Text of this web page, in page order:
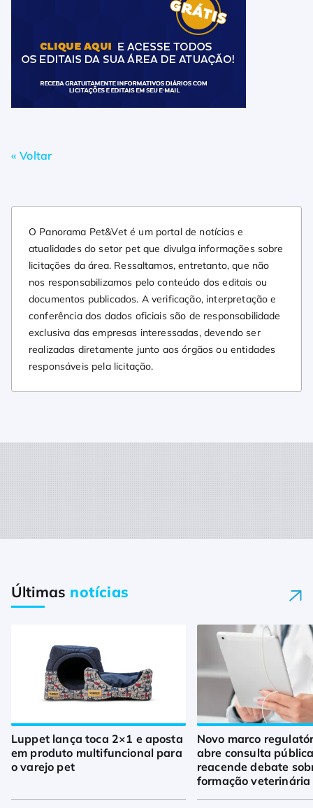
« Voltar
O Panorama Pet&Vet é um portal de notícias e
atualidades do setor pet que divulga informações sobre
licitações da área. Ressaltamos, entretanto, que não
nos responsabilizamos pelo conteúdo dos editais ou
documentos publicados. A verificação, interpretação e
conferência dos dados oficiais são de responsabilidade
exclusiva das empresas interessadas, devendo ser
realizadas diretamente junto aos órgãos ou entidades
responsáveis pela licitação.
Últimas notícias
Luppet lança toca 2×1 e aposta
em produto multifuncional para
o varejo pet
Novo marco
abre consulta
reacende debate
formação veterinária